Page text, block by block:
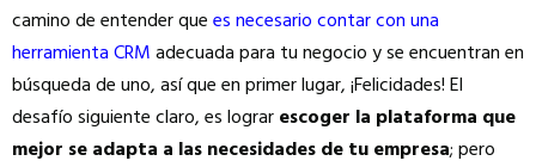
camino de entender quees necesario contar con una
herramienta CRMadecuada para tu negocio y se encuentran en
búsqueda de uno, así que en primer lugar, ¡Felicidades! El
desafío siguiente claro, es lograrescoger la plataforma que
mejor se adapta a las necesidades de tu empresa; pero